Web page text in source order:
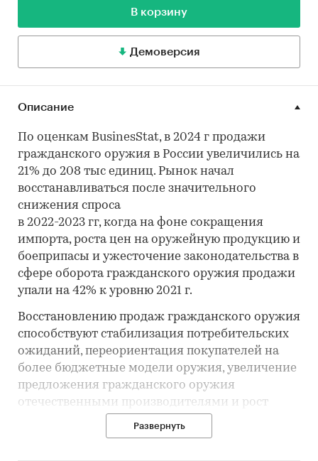
В корзину
Демоверсия
Описание
По оценкам BusinesStat, в 2024 г продажи
гражданского оружия в России увеличились на
21% до 208 тыс единиц. Рынок начал
восстанавливаться после значительного
снижения спроса
в 2022-2023 гг, когда на фоне сокращения
импорта, роста цен на оружейную продукцию и
боеприпасы и ужесточение законодательства в
сфере оборота гражданского оружия продажи
упали на 42% к уровню 2021 г.
Восстановлению продаж гражданского оружия
способствуют стабилизация потребительских
ожиданий, переориентация покупателей на
более бюджетные модели оружия, увеличение
предложения гражданского оружия
отечественными производителями и рост
Развернуть